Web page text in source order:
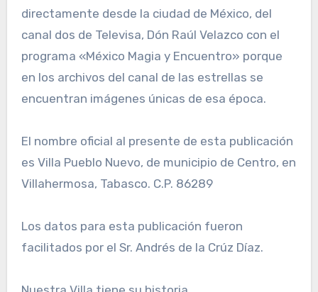
directamente desde la ciudad de México, del
canal dos de Televisa, Dón Raúl Velazco con el
programa «México Magia y Encuentro» porque
en los archivos del canal de las estrellas se
encuentran imágenes únicas de esa época.
El nombre oficial al presente de esta publicación
es Villa Pueblo Nuevo, de municipio de Centro, en
Villahermosa, Tabasco. C.P. 86289
Los datos para esta publicación fueron
facilitados por el Sr. Andrés de la Crúz Díaz.